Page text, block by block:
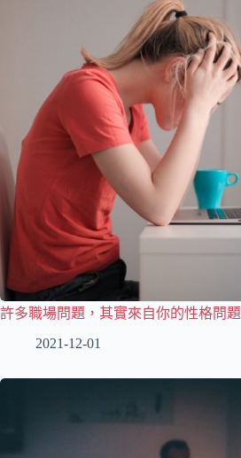
許多職場問題，其實來自你的性格問題
2021-12-01